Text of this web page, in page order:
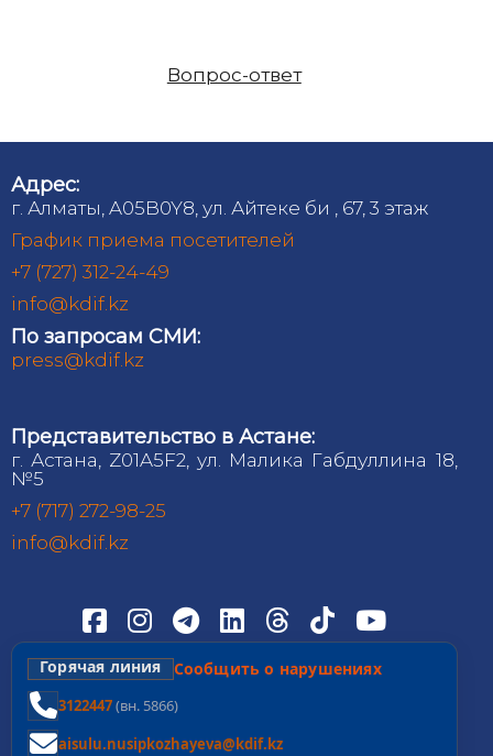
Вопрос-ответ
Адрес:
г. Алматы, A05B0Y8, ул. Айтеке би , 67, 3 этаж
График приема посетителей
+7 (727) 312-24-49
info@kdif.kz
По запросам СМИ:
press@kdif.kz
Представительство в Астане:
г. Астана, Z01A5F2, ул. Малика Габдуллина 18,
№5
+7 (717) 272-98-25
info@kdif.kz
Горячая линия Сообщить о нарушениях
3122447(вн. 5866)
aisulu.nusipkozhayeva@kdif.kz